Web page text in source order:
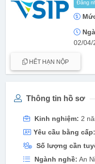
Đăng
02/04/
HẾT HẠN NỘP
Thông tin hồ sơ
Kinh nghiệm: 2
Yêu cầu bằng cấp:
Số lượng cần
Ngành nghề: An